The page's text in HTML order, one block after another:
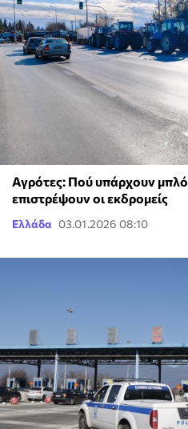
Αγρότες: Πού υπάρχουν
επιστρέψουν οι εκδρομείς
Ελλάδα 03.01.2026 08:10